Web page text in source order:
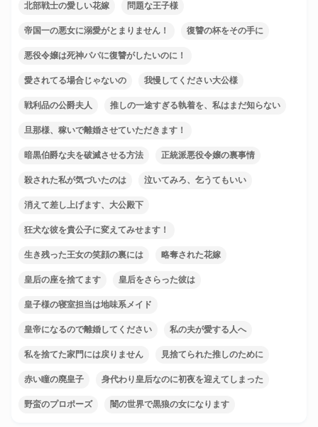
北部戦士の愛しい花嫁 問題な王子様
帝国一の悪女に溺愛がとまりません！ 復讐の杯をその手に
悪役令嬢は死神パパに復讐がしたいのに！
愛されてる場合じゃないの 我慢してください大公様
戦利品の公爵夫人 推しの一途すぎる執着を、私はまだ知らない
旦那様、稼いで離婚させていただきます！
暗黒伯爵な夫を破滅させる方法 正統派悪役令嬢の裏事情
殺された私が気づいたのは 泣いてみろ、乞うてもいい
消えて差し上げます、大公殿下
狂犬な彼を貴公子に変えてみせます！
生き残った王女の笑顔の裏には 略奪された花嫁
皇后の座を捨てます 皇后をさらった彼は
皇子様の寝室担当は地味系メイド
皇帝になるので離婚してください 私の夫が愛する人へ
私を捨てた家門には戻りません 見捨てられた推しのために
赤い瞳の廃皇子 身代わり皇后なのに初夜を迎えてしまった
野蛮のプロポーズ 闇の世界で黒狼の女になります